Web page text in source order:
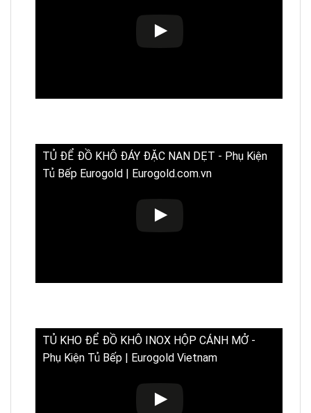
TỦ ĐỂ ĐỒ KHÔ ĐÁY ĐẶC NAN DẸT - Phụ Kiện
Tủ Bếp Eurogold | Eurogold.com.vn
TỦ KHO ĐỂ ĐỒ KHÔ INOX HỘP CÁNH MỞ -
Phụ Kiện Tủ Bếp | Eurogold Vietnam